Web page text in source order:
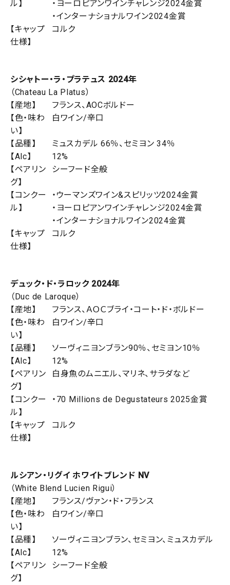
ル】
・ヨーロピアンワインチャレンジ2024金賞
・インターナショナルワイン2024金賞
【キャップ
仕様】
コルク
シシャトー・ラ・プラテュス 2024年
（Chateau La Platus）
【産地】
フランス、AOCボルドー
【色・味わ
い】
白ワイン/辛口
【品種】
ミュスカデル 66％、セミヨン 34％
【Alc】
12%
【ペアリン
グ】
シーフード全般
【コンクー
ル】
・ウーマンズワイン&スピリッツ2024金賞
・ヨーロピアンワインチャレンジ2024金賞
・インターナショナルワイン2024金賞
【キャップ
仕様】
コルク
デュック・ド・ラロック 2024年
（Duc de Laroque）
【産地】
フランス、ＡＯＣブライ・コート・ド・ボルドー
【色・味わ
い】
白ワイン/辛口
【品種】
ソーヴィニヨンブラン90％、セミヨン10％
【Alc】
12%
【ペアリン
グ】
白身魚のムニエル、マリネ、サラダなど
【コンクー
ル】
・70 Millions de Degustateurs 2025金賞
【キャップ
仕様】
コルク
ルシアン・リグイ ホワイトブレンド NV
（White Blend Lucien Rigui）
【産地】
フランス/ヴァン・ド・フランス
【色・味わ
い】
白ワイン/辛口
【品種】
ソーヴィニヨンブラン、セミヨン、ミュスカデル
【Alc】
12%
【ペアリン
グ】
シーフード全般